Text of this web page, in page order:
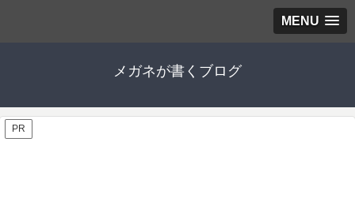
MENU
メガネが書くブログ
PR